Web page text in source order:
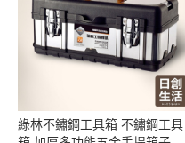
綠林不鏽鋼工具箱 不鏽鋼工具